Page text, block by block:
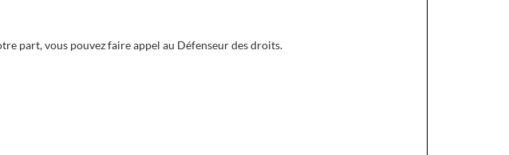
part, vous pouvez faire appel au Défenseur des droits.